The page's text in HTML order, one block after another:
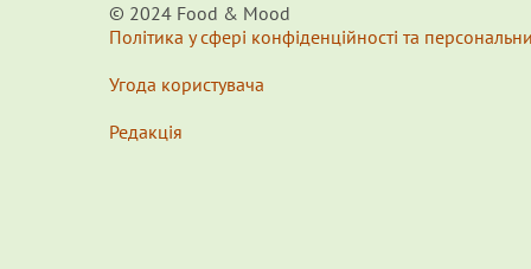
© 2024 Food & Мood
Політика у сфері конфіденційності та
Угода користувача
Редакція